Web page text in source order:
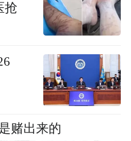
抢
赌出来的